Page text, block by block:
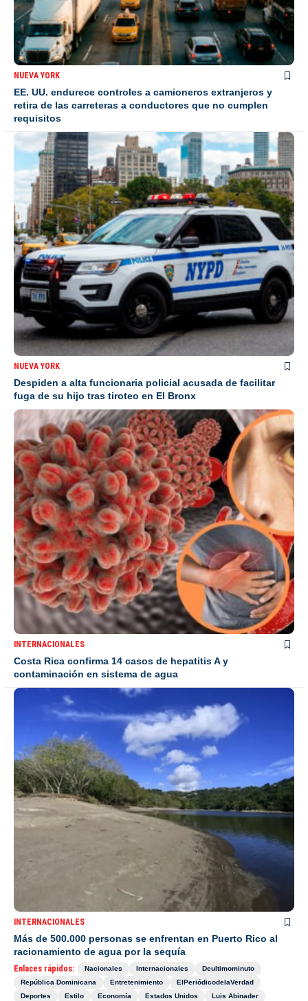
NUEVA YORK
EE. UU. endurece controles a camioneros extranjeros y
retira de las carreteras a conductores que no cumplen
requisitos
NUEVA YORK
Despiden a alta funcionaria policial acusada de facilitar
fuga de su hijo tras tiroteo en El Bronx
INTERNACIONALES
Costa Rica confirma 14 casos de hepatitis A y
contaminación en sistema de agua
INTERNACIONALES
Más de 500.000 personas se enfrentan en Puerto Rico al
racionamiento de agua por la sequía
Enlaces rápidos: Nacionales Internacionales
Deultimominuto
República Dominicana
Entretenimiento
ElPeriódicodelaVerdad
Deportes
Estilo Economía Estados Unidos
Luis Abinader